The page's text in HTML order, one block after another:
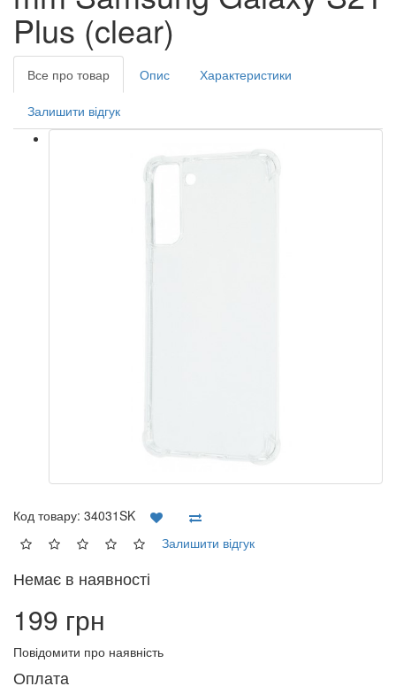
Plus (clear)
Все про товар Опис Характеристики
Залишити відгук
Код товару: 34031SK
Залишити відгук
Немає в наявності
199 грн
Повідомити про наявність
Оплата